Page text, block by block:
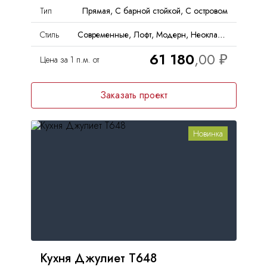
Тип
Прямая, С барной стойкой, С островом
Стиль
Современные, Лофт, Модерн, Неоклассика, Хай-тек
Цена за 1 п.м. от 61 180
Заказать проект
Новинка
Кухня Джулиет Т648